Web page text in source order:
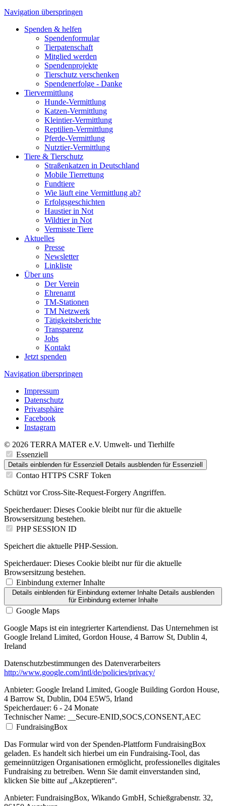
Navigation überspringen
Spenden & helfen
Spendenformular
Tierpatenschaft
Mitglied werden
Spendenprojekte
Tierschutz verschenken
Spendenerfolge - Danke
Tiervermittlung
Hunde-Vermittlung
Katzen-Vermittlung
Kleintier-Vermittlung
Reptilien-Vermittlung
Pferde-Vermittlung
Nutztier-Vermittlung
Tiere & Tierschutz
Straßenkatzen in Deutschland
Mobile Tierrettung
Fundtiere
Wie läuft eine Vermittlung ab?
Erfolgsgeschichten
Haustier in Not
Wildtier in Not
Vermisste Tiere
Aktuelles
Presse
Newsletter
Linkliste
Über uns
Der Verein
Ehrenamt
TM-Stationen
TM Netzwerk
Tätigkeitsberichte
Transparenz
Jobs
Kontakt
Jetzt spenden
Navigation überspringen
Impressum
Datenschutz
Privatsphäre
Facebook
Instagram
© 2026 TERRA MATER e.V. Umwelt- und Tierhilfe
Essenziell
Details einblenden für Essenziell Details ausblenden für Essenziell
Contao HTTPS CSRF Token
Schützt vor Cross-Site-Request-Forgery Angriffen.
Speicherdauer: Dieses Cookie bleibt nur für die aktuelle
Browsersitzung bestehen.
PHP SESSION ID
Speichert die aktuelle PHP-Session.
Speicherdauer: Dieses Cookie bleibt nur für die aktuelle
Browsersitzung bestehen.
Einbindung externer Inhalte
Details einblendenfür Einbindung externer Inhalte Details ausblenden
für Einbindung externer Inhalte
Google Maps
Google Maps ist ein integrierter Kartendienst. Das Unternehmen ist
Google Ireland Limited, Gordon House, 4 Barrow St, Dublin 4,
Ireland
Datenschutzbestimmungen des Datenverarbeiters
http://www.google.com/intl/de/policies/privacy/
Anbieter: Google Ireland Limited, Google Building Gordon House,
4 Barrow St, Dublin, D04 E5W5, Irland
Speicherdauer: 6 - 24 Monate
Technischer Name: __Secure-ENID,SOCS,CONSENT,AEC
FundraisingBox
Das Formular wird von der Spenden-Plattform FundraisingBox
geladen. Es handelt sich hierbei um ein Fundraising-Tool, das
gemeinnützigen Organisationen ermöglicht, professionelles digitales
Fundraising zu betreiben. Wenn Sie damit einverstanden sind,
klicken Sie bitte auf „Akzeptieren“.
Anbieter: FundraisingBox, Wikando GmbH, Schießgrabenstr. 32,